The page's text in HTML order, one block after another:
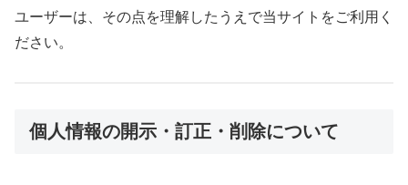
ユーザーは、その点を理解したうえで当サイトをご利用く
ださい。
個人情報の開示・訂正・削除について